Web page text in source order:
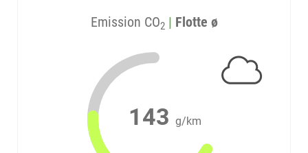
Emission CO2 | Flotte ø
143 g/km